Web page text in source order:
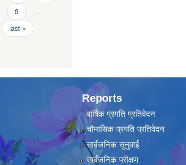
9
last »
Reports
वार्षिक प्रगति प्रतिवेदन
चौमासिक प्रगति प्रतिवेदन
सार्वजनिक सुनुवाई
सार्वजनिक परीक्षण